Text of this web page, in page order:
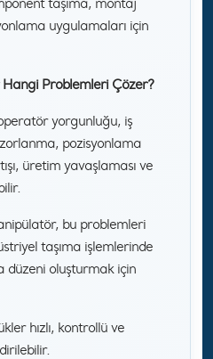
uygulamaları için
Problemleri Çözer?
yorgunluğu, iş
pozisyonlama
üretim yavaşlaması ve
bu problemleri
taşıma işlemlerinde
düzeni oluşturmak için
hızlı, kontrollü ve